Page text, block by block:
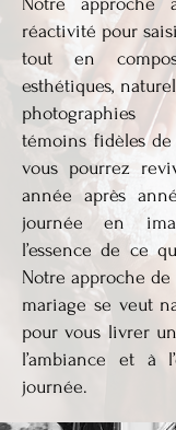
réactivité pour
tout en
esthétiques,
témoins fidèles
vous pourrez
année après
journée en
l’essence de ce
Notre approche
mariage se veut
pour vous livrer
l’ambiance et à
journée.